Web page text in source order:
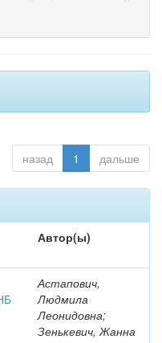
назад 1 дальше
Автор(ы)
Астапович,
Людмила
Леонидовна;
Зенькевич, Жанна